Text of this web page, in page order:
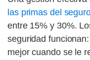
las primas del
entre 15% y 30%.
seguridad
mejor cuando se le